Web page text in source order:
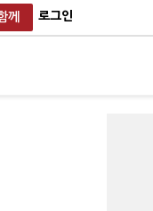
께 로그인